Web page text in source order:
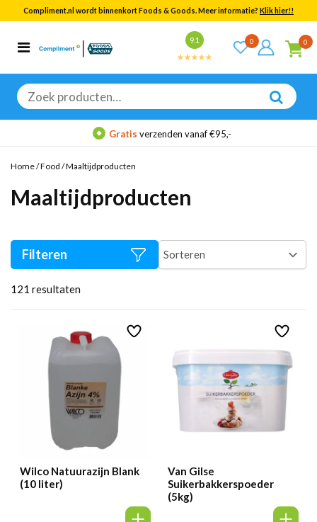
Compliment.nl wordt binnenkort Foods & Goods. Meer informatie? Klik hier!!
9.1 0 0
Zoeken
naar:
Categorieën
Bekijk alle resultaten
Gratis verzenden vanaf €95,-
Home/Food /Maaltijdproducten
Maaltijdproducten
121 resultaten
Filteren
Wilco Natuurazijn Blank
(10 liter)
Van Gilse
Suikerbakkerspoeder
(5kg)